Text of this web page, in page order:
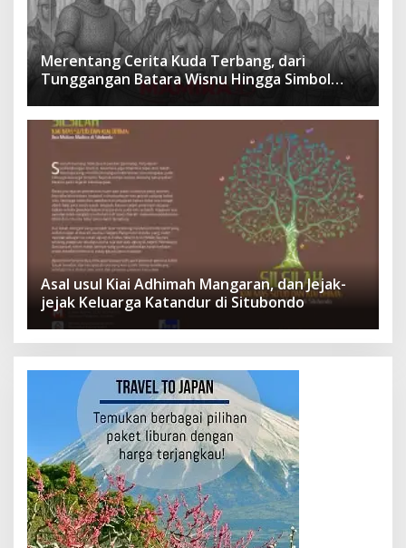
Merentang Cerita Kuda Terbang, dari
Tunggangan Batara Wisnu Hingga Simbol
Asal usul Kiai Adhimah Mangaran, dan Jejak-
jejak Keluarga Katandur di Situbondo